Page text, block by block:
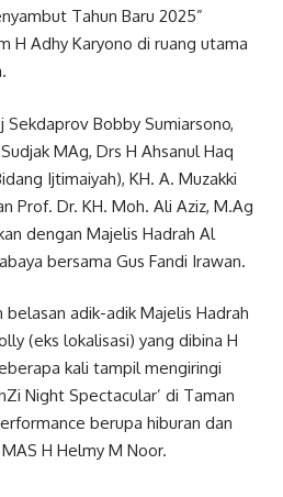
Tahun Baru 2025”
H Adhy Karyono di ruang utama
Sekdaprov Bobby Sumiarsono,
MAg, Drs H Ahsanul Haq
Ijtimaiyah), KH. A. Muzakki
Prof. Dr. KH. Moh. Ali Aziz, M.Ag
dengan Majelis Hadrah Al
bersama Gus Fandi Irawan.
belasan adik-adik Majelis Hadrah
(eks lokalisasi) yang dibina H
kali tampil mengiringi
Night Spectacular’ di Taman
berupa hiburan dan
H Helmy M Noor.